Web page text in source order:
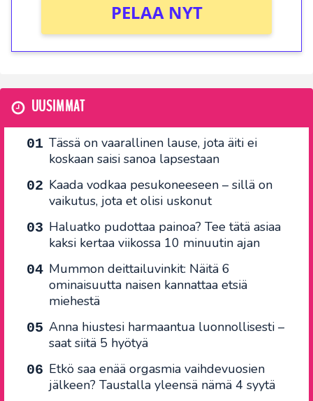
PELAA NYT
UUSIMMAT
Tässä on vaarallinen lause, jota äiti ei
koskaan saisi sanoa lapsestaan
Kaada vodkaa pesukoneeseen – sillä on
vaikutus, jota et olisi uskonut
Haluatko pudottaa painoa? Tee tätä asiaa
kaksi kertaa viikossa 10 minuutin ajan
Mummon deittailuvinkit: Näitä 6
ominaisuutta naisen kannattaa etsiä
miehestä
Anna hiustesi harmaantua luonnollisesti –
saat siitä 5 hyötyä
Etkö saa enää orgasmia vaihdevuosien
jälkeen? Taustalla yleensä nämä 4 syytä